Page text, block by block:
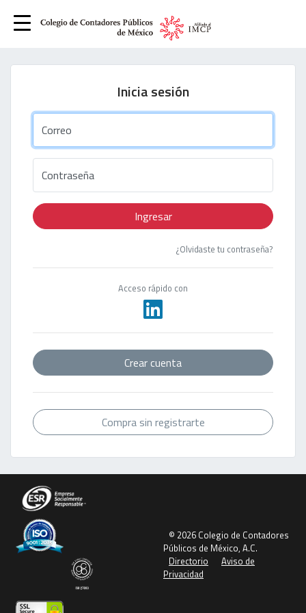
Inicia sesión
Correo
Contraseña
Ingresar
¿Olvidaste tu contraseña?
Acceso rápido con
Crear cuenta
Compra sin registrarte
© 2026 Colegio de Contadores
Públicos de México, A.C.
Directorio
Aviso de
Privacidad